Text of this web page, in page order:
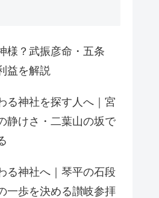
様？武振彦命・五条
益を解説
る神社を探す人へ｜宮
静けさ・二葉山の坂で
る神社へ｜琴平の石段
一歩を決める讃岐参拝